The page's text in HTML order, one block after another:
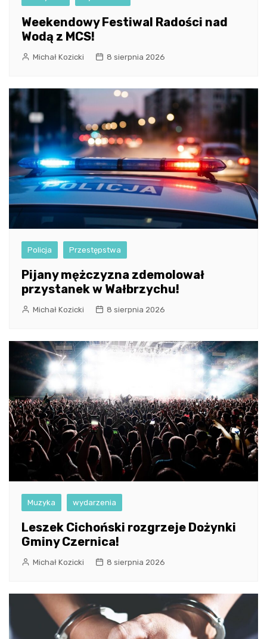
Weekendowy Festiwal Radości nad
Wodą z MCS!
Michał Kozicki 8 sierpnia 2026
Policja Przestępstwa
Pijany mężczyzna zdemolował
przystanek w Wałbrzychu!
Michał Kozicki 8 sierpnia 2026
Muzyka wydarzenia
Leszek Cichoński rozgrzeje Dożynki
Gminy Czernica!
Michał Kozicki 8 sierpnia 2026